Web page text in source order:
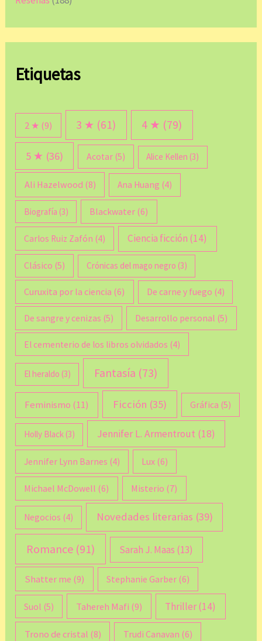
Etiquetas
2 ★ (9) 3 ★ (61) 4 ★ (79)
5 ★ (36) Acotar(5) Alice Kellen (3)
Ali Hazelwood (8) Ana Huang (4)
Biografía (3) Blackwater (6)
Carlos Ruiz Zafón (4) Ciencia ficción (14)
Clásico (5) Crónicas del mago negro (3)
Curuxita por la ciencia (6) De carne y fuego (4)
De sangre y cenizas (5) Desarrollo personal (5)
El cementerio de los libros olvidados (4)
El heraldo (3) Fantasía (73)
Feminismo (11) Ficción (35) Gráfica (5)
Holly Black(3) Jennifer L. Armentrout (18)
Jennifer Lynn Barnes (4) Lux (6)
Michael McDowell (6) Misterio (7)
Negocios (4) Novedades literarias (39)
Romance (91) Sarah J. Maas (13)
Shatter me (9) Stephanie Garber (6)
Suol (5) Tahereh Mafi (9) Thriller(14)
Trono de cristal (8) Trudi Canavan (6)